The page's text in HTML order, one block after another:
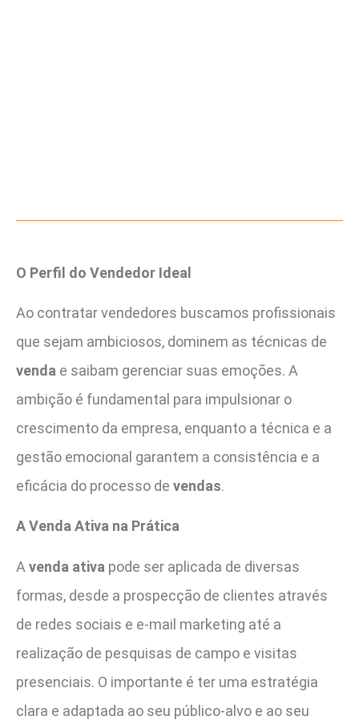
O Perfil do Vendedor Ideal
Ao contratar vendedores buscamos profissionais
que sejam ambiciosos, dominem as técnicas de
venda e saibam gerenciar suas emoções. A
ambição é fundamental para impulsionar o
crescimento da empresa, enquanto a técnica e a
gestão emocional garantem a consistência e a
eficácia do processo de vendas.
A Venda Ativa na Prática
A venda ativa pode ser aplicada de diversas
formas, desde a prospecção de clientes através
de redes sociais e e-mail marketing até a
realização de pesquisas de campo e visitas
presenciais. O importante é ter uma estratégia
clara e adaptada ao seu público-alvo e ao seu